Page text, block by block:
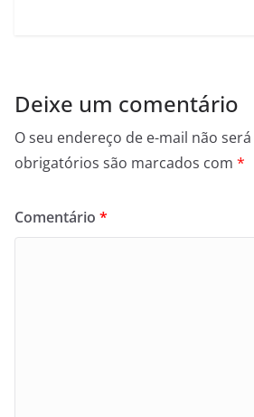
Deixe um comentário
O seu endereço de e-mail não
obrigatórios são marcados com *
Comentário *